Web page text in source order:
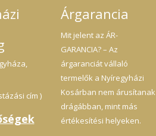
cím )
Árgarancia
Mit jelent az ÁR-
GARANCIA? – Az
árgaranciát vállaló
termelők a Nyíregyházi
Kosárban nem árusítanak
drágábban, mint más
értékesítési helyeken.